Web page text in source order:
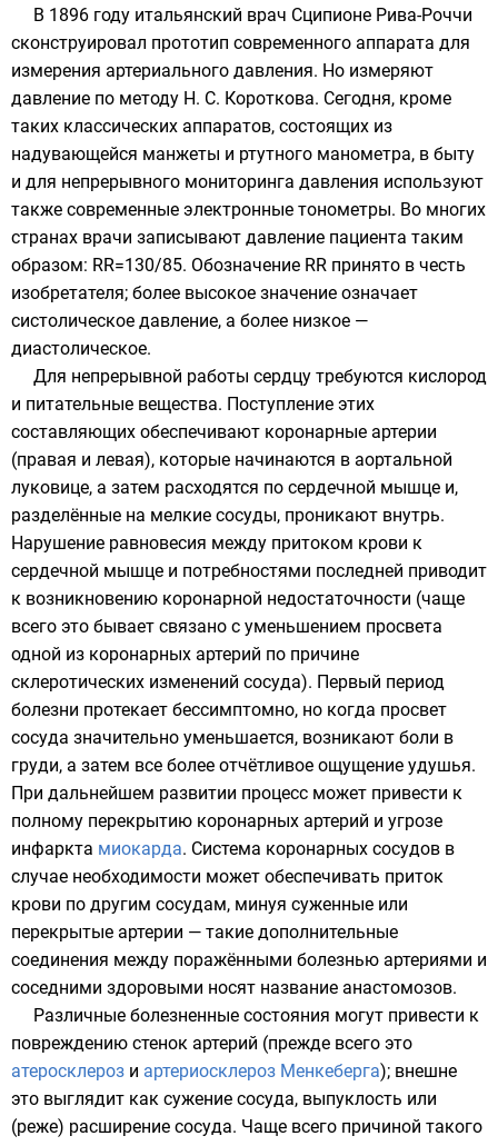
В 1896 году итальянский врач Сципионе Рива-Роччи
сконструировал прототип современного аппарата для
измерения артериального давления. Но измеряют
давление по методу Н. С. Короткова. Сегодня, кроме
таких классических аппаратов, состоящих из
надувающейся манжеты и ртутного манометра, в быту
и для непрерывного мониторинга давления используют
также современные электронные тонометры. Во многих
странах врачи записывают давление пациента таким
образом: RR=130/85. Обозначение RR принято в честь
изобретателя; более высокое значение означает
систолическое давление, а более низкое —
диастолическое.
Для непрерывной работы сердцу требуются кислород
и питательные вещества. Поступление этих
составляющих обеспечивают коронарные артерии
(правая и левая), которые начинаются в аортальной
луковице, а затем расходятся по сердечной мышце и,
разделённые на мелкие сосуды, проникают внутрь.
Нарушение равновесия между притоком крови к
сердечной мышце и потребностями последней приводит
к возникновению коронарной недостаточности (чаще
всего это бывает связано с уменьшением просвета
одной из коронарных артерий по причине
склеротических изменений сосуда). Первый период
болезни протекает бессимптомно, но когда просвет
сосуда значительно уменьшается, возникают боли в
груди, а затем все более отчётливое ощущение удушья.
При дальнейшем развитии процесс может привести к
полному перекрытию коронарных артерий и угрозе
инфаркта миокарда. Система коронарных сосудов в
случае необходимости может обеспечивать приток
крови по другим сосудам, минуя суженные или
перекрытые артерии — такие дополнительные
соединения между поражёнными болезнью артериями и
соседними здоровыми носят название анастомозов.
Различные болезненные состояния могут привести к
повреждению стенок артерий (прежде всего это
атеросклероз и артериосклероз Менкеберга); внешне
это выглядит как сужение сосуда, выпуклость или
(реже) расширение сосуда. Чаще всего причиной такого